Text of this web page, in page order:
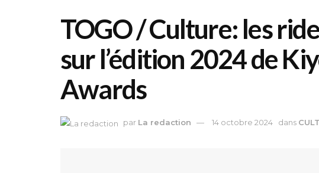
TOGO / Culture: les
sur l’édition 2024 de
Awards
par La redaction 14 octobre 2024 dans